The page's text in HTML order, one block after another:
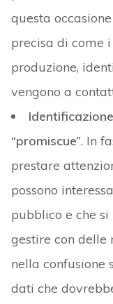
questa
precisa di come
produzione,
vengono a
“promiscue”. In
prestare
possono
pubblico e che
gestire con delle
nella confusione
dati che